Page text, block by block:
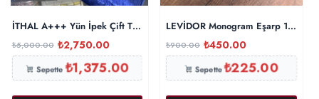
İTHAL A+++ Yün İpek Çift Taraflı Marka Şal – Saks
₺5,000.00 ₺2,750.00
Sepette₺1,375.00
LEVİDOR Monogram Eşarp 17687
₺900.00 ₺450.00
Sepette₺225.00